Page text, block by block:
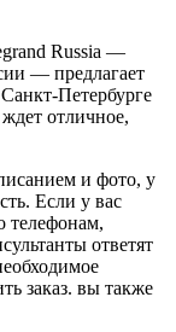
Russia —
— предлагает
Петербурге
отличное,
и фото, у
Если у вас
телефонам,
ответят
заказ. вы также